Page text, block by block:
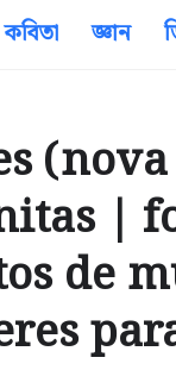
কবিতা জ্ঞান
|
de